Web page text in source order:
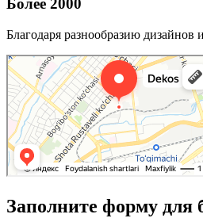
Более 2000
Благодаря разнообразию
Заполните форму для